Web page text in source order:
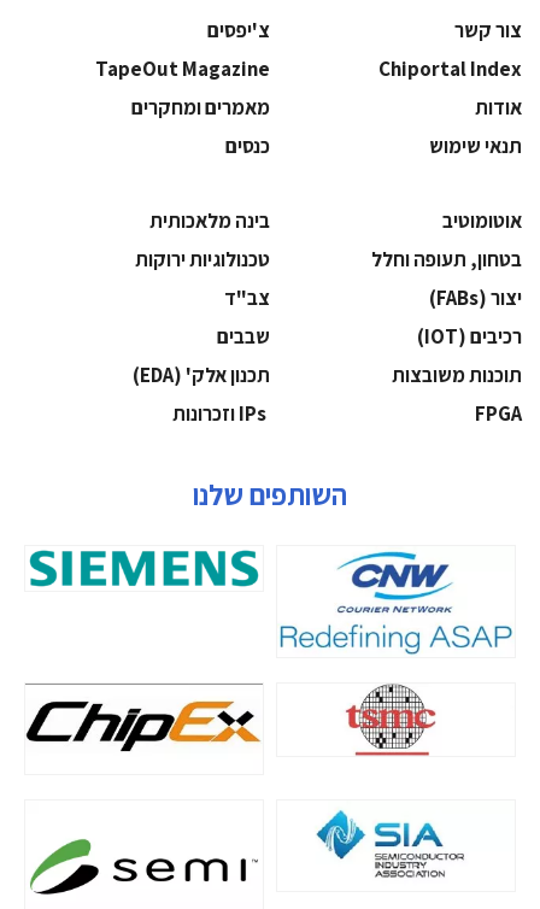
צור קשר
צ'יפסים
Chiportal Index
TapeOut Magazine
אודות
מאמרים ומחקרים
תנאי שימוש
כנסים
אוטומוטיב
בינה מלאכותית
בטחון, תעופה וחלל
‫טכנולוגיות ירוקות‬
‫יצור (‪(FABs‬‬
‫צב"ד‬
‫רכיבים‬ (IOT)
‫שבבים‬
‫תוכנות משובצות‬
‫תכנון אלק' (‪(EDA‬‬
‫‪FPGA‬‬
השותפים שלנו